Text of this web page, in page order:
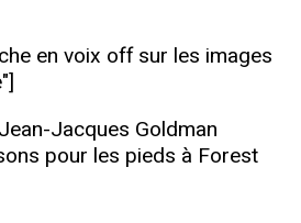
en voix off sur les images
Jacques Goldman
pour les pieds à Forest